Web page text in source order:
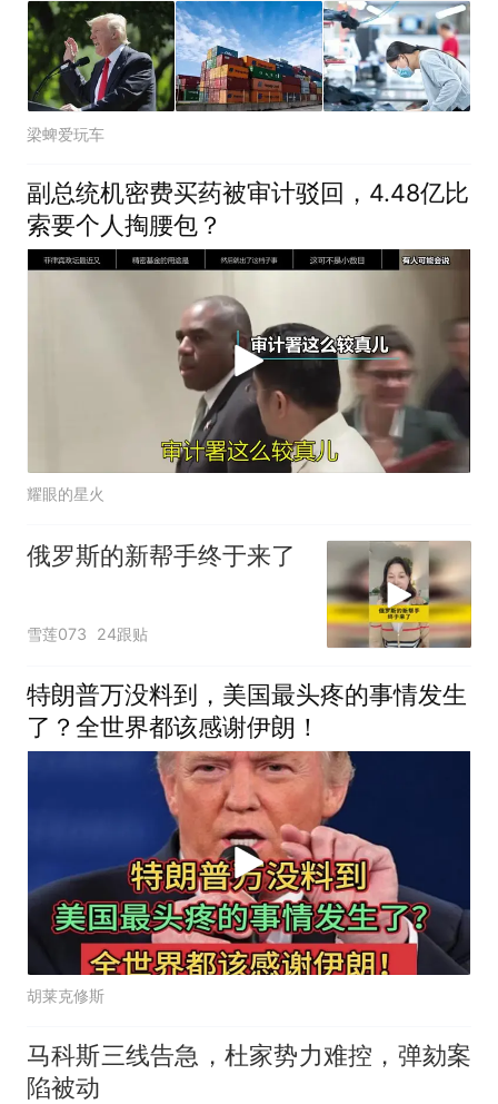
梁蜱爱玩车
副总统机密费买药被审计驳回，4.48亿比
索要个人掏腰包？
耀眼的星火
俄罗斯的新帮手终于来了
雪莲073 24跟贴
特朗普万没料到，美国最头疼的事情发生
了？全世界都该感谢伊朗！
胡莱克修斯
马科斯三线告急，杜家势力难控，弹劾案
陷被动